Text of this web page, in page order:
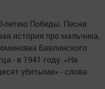
летию Победы. Песня
история про мальчика,
Бавлинского
- в 1941 году. «На
убитыми» - слова